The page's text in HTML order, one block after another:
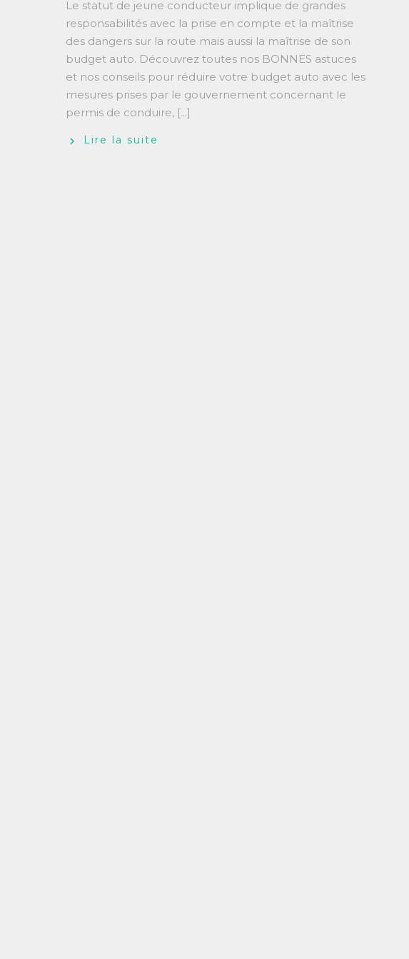
Le statut de jeune conducteur implique de grandes
responsabilités avec la prise en compte et la maîtrise
des dangers sur la route mais aussi la maîtrise de son
budget auto. Découvrez toutes nos BONNES astuces
et nos conseils pour réduire votre budget auto avec les
mesures prises par le gouvernement concernant le
permis de conduire, [...]
Lire la suite